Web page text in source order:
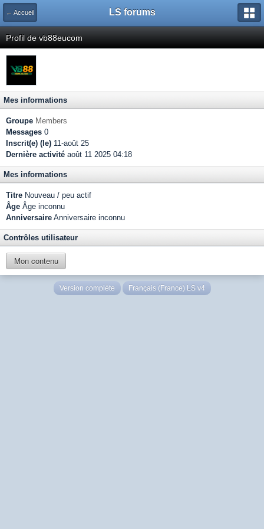
← Accueil LS forums
Profil de vb88eucom
Mes informations
Groupe Members
Messages 0
Inscrit(e) (le) 11-août 25
Dernière activité août 11 2025 04:18
Mes informations
Titre Nouveau / peu actif
Âge Âge inconnu
Anniversaire Anniversaire inconnu
Contrôles utilisateur
Mon contenu
Version complète Français (France) LS v4